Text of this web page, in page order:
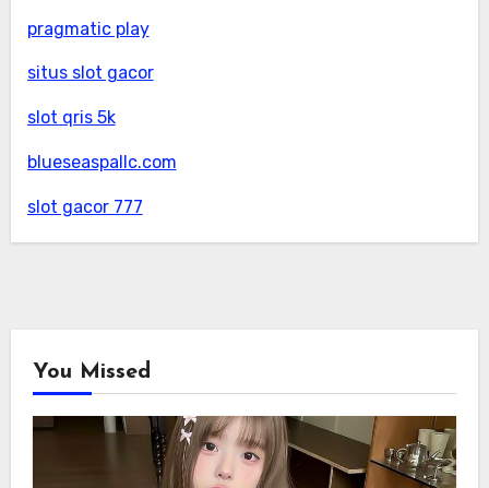
pragmatic play
situs slot gacor
slot qris 5k
blueseaspallc.com
slot gacor 777
You Missed